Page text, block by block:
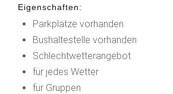
Eigenschaften:
Parkplätze vorhanden
Bushaltestelle vorhanden
Schlechtwetterangebot
für jedes Wetter
für Gruppen